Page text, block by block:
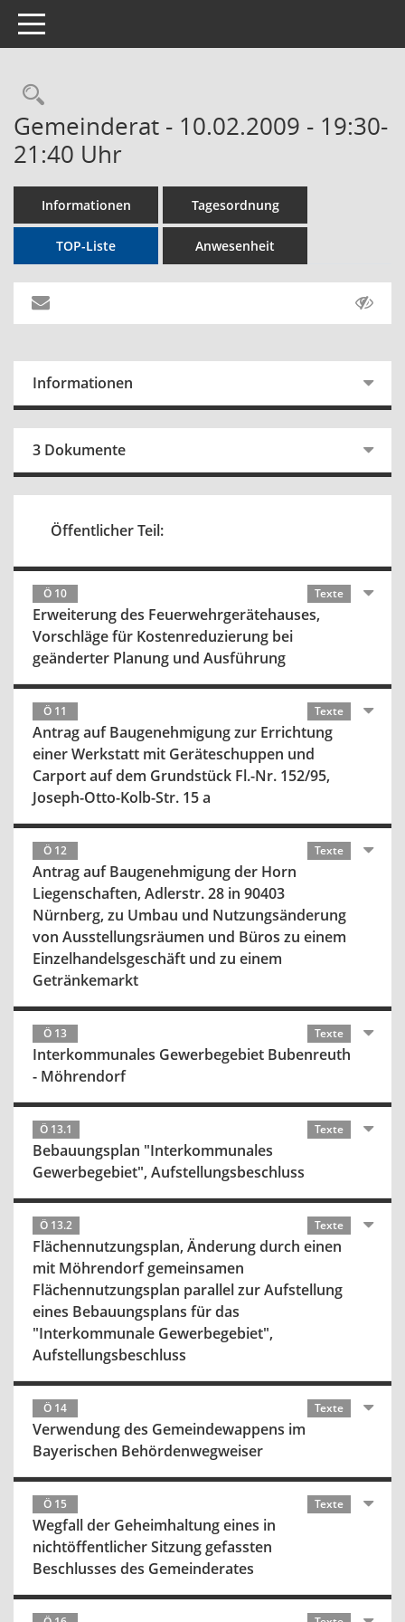
Toggle navigation
Rechercheauswahl
Gemeinderat - 10.02.2009 - 19:30-
21:40 Uhr
Informationen Tagesordnung
TOP-Liste Anwesenheit
Informationen
3 Dokumente
Öffentlicher Teil:
Ö 10 Texte
Erweiterung des Feuerwehrgerätehauses,
Vorschläge für Kostenreduzierung bei
geänderter Planung und Ausführung
Ö 11 Texte
Antrag auf Baugenehmigung zur Errichtung
einer Werkstatt mit Geräteschuppen und
Carport auf dem Grundstück Fl.-Nr. 152/95,
Joseph-Otto-Kolb-Str. 15 a
Ö 12 Texte
Antrag auf Baugenehmigung der Horn
Liegenschaften, Adlerstr. 28 in 90403
Nürnberg, zu Umbau und Nutzungsänderung
von Ausstellungsräumen und Büros zu einem
Einzelhandelsgeschäft und zu einem
Getränkemarkt
Ö 13 Texte
Interkommunales Gewerbegebiet Bubenreuth
- Möhrendorf
Ö 13.1 Texte
Bebauungsplan "Interkommunales
Gewerbegebiet", Aufstellungsbeschluss
Ö 13.2 Texte
Flächennutzungsplan, Änderung durch einen
mit Möhrendorf gemeinsamen
Flächennutzungsplan parallel zur Aufstellung
eines Bebauungsplans für das
"Interkommunale Gewerbegebiet",
Aufstellungsbeschluss
Ö 14 Texte
Verwendung des Gemeindewappens im
Bayerischen Behördenwegweiser
Ö 15 Texte
Wegfall der Geheimhaltung eines in
nichtöffentlicher Sitzung gefassten
Beschlusses des Gemeinderates